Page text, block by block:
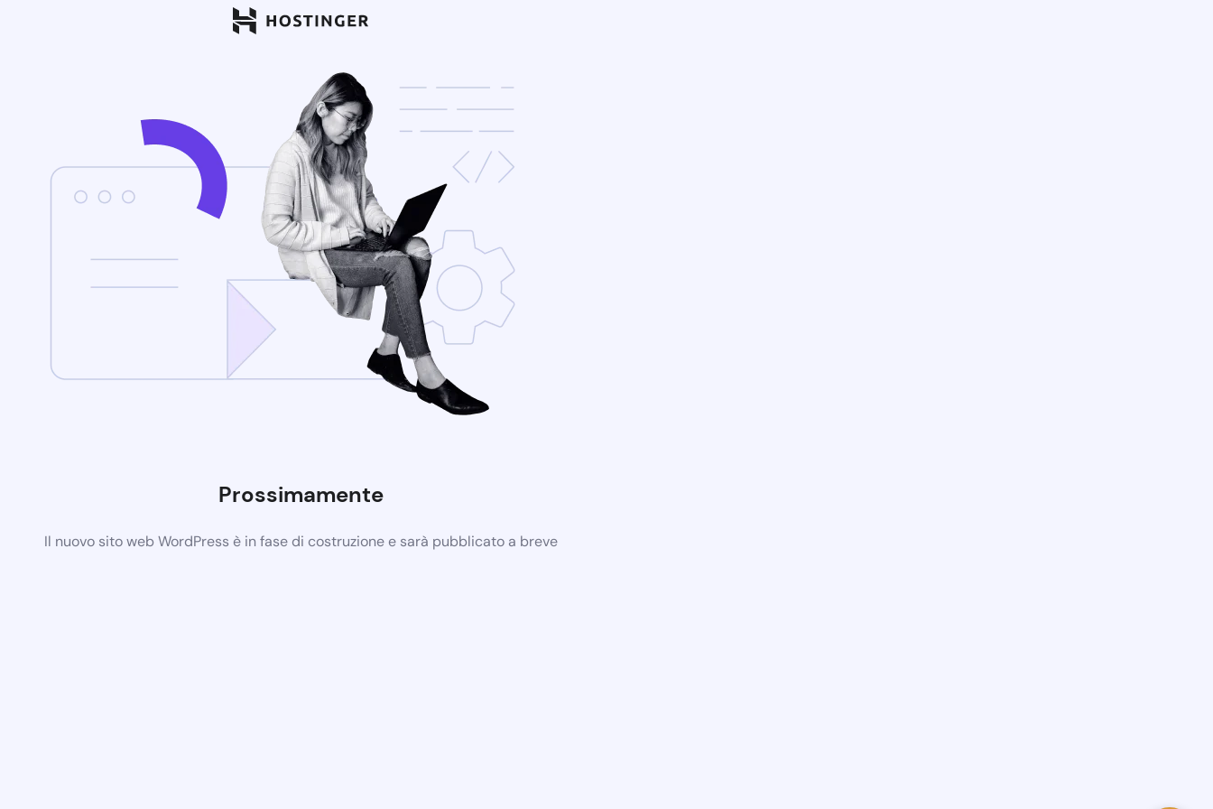
Prossimamente
Il nuovo sito web WordPress è in fase di costruzione e sarà pubblicato a breve